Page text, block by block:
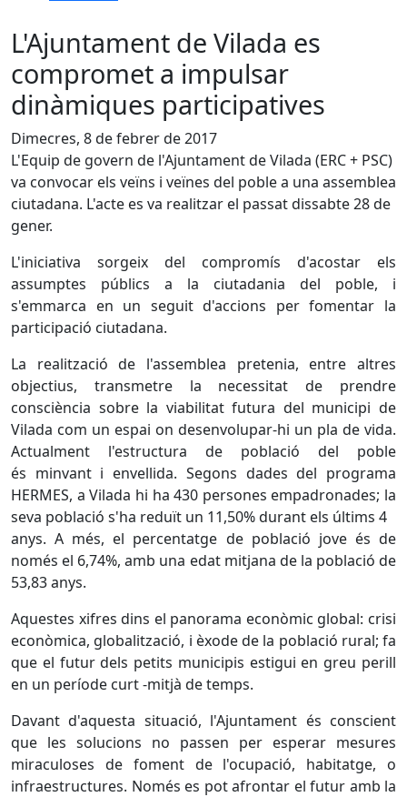
L'Ajuntament de Vilada es
compromet a impulsar
dinàmiques participatives
Dimecres, 8 de febrer de 2017
L'Equip de govern de l'Ajuntament de Vilada (ERC + PSC)
va convocar els veïns i veïnes del poble a una assemblea
ciutadana. L'acte es va realitzar el passat dissabte 28 de
gener.
L'iniciativa sorgeix del compromís d'acostar els
assumptes públics a la ciutadania del poble, i
s'emmarca en un seguit d'accions per fomentar la
participació ciutadana.
La realització de l'assemblea pretenia, entre altres
objectius, transmetre la necessitat de prendre
consciència sobre la viabilitat futura del municipi de
Vilada com un espai on desenvolupar-hi un pla de vida.
Actualment l'estructura de població del poble
és minvant i envellida. Segons dades del programa
HERMES, a Vilada hi ha 430 persones empadronades; la
seva població s'ha reduït un 11,50% durant els últims 4
anys. A més, el percentatge de població jove és de
només el 6,74%, amb una edat mitjana de la població de
53,83 anys.
Aquestes xifres dins el panorama econòmic global: crisi
econòmica, globalització, i èxode de la població rural; fa
que el futur dels petits municipis estigui en greu perill
en un període curt -mitjà de temps.
Davant d'aquesta situació, l'Ajuntament és conscient
que les solucions no passen per esperar mesures
miraculoses de foment de l'ocupació, habitatge, o
infraestructures. Només es pot afrontar el futur amb la